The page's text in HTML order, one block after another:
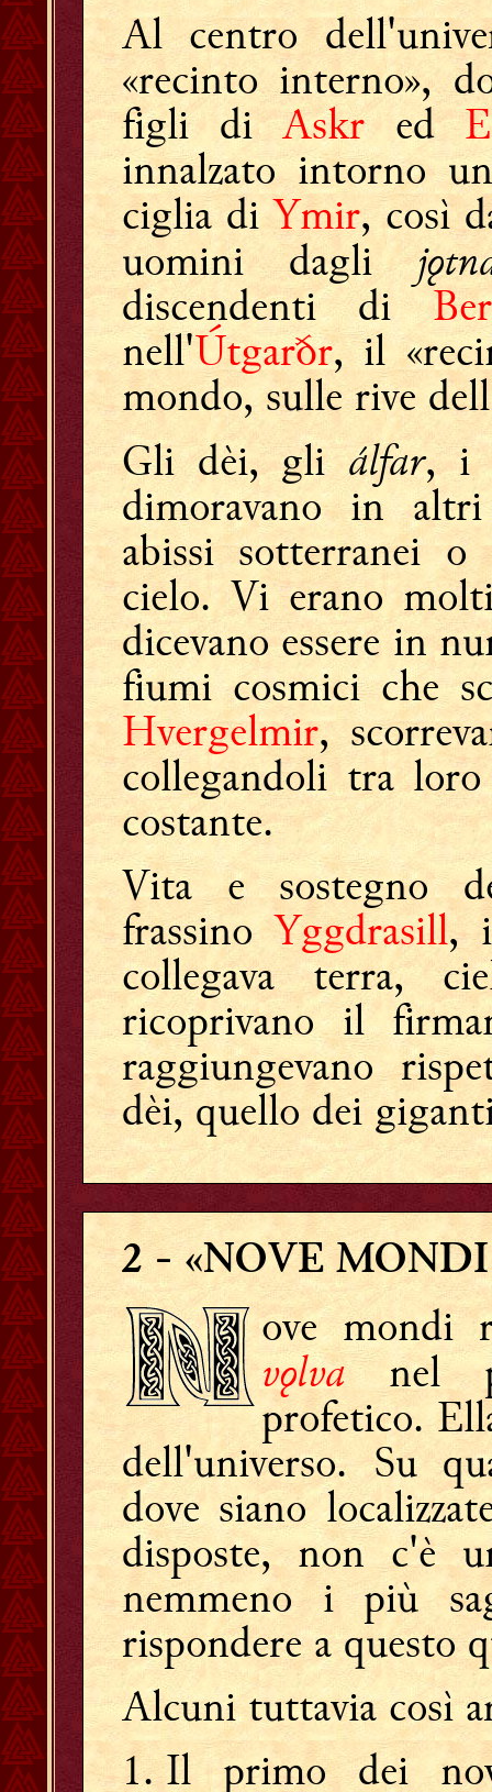
Al centro
«recinto interno»,
figli diAskred
innalzato intorno
ciglia diYmir, così
uomini dagli
discendenti di
nell'Útgarðr, il
mondo, sulle rive
Gli dèi, gliálfar, i
dimoravano in
abissi sotterranei
cielo. Vi erano
dicevano essere in
fiumi cosmici che
Hvergelmir,
collegandoli tra
costante.
Vita e sostegno
frassinoYggdrasill,
collegava terra,
ricoprivano il
raggiungevano
dèi, quello dei
2- «NOVE
ove mondi
vǫlvanel
profetico.
dell'universo. Su
dove siano
disposte, non c'è
nemmeno i più
rispondere a questo
Alcuni tuttavia così
Il primo dei